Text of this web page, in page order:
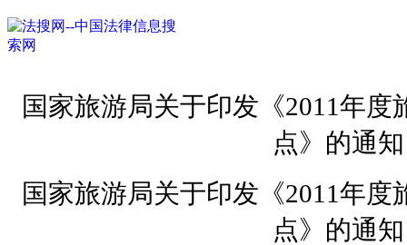
国家旅游局关于印发《2011年度
点》的通知
国家旅游局关于印发《2011年度
点》的通知